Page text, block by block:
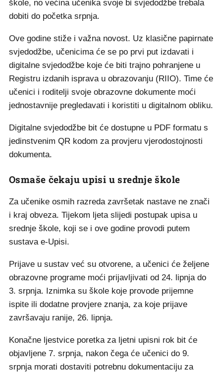
škole, no većina učenika svoje bi svjedodžbe trebala
dobiti do početka srpnja.
Ove godine stiže i važna novost. Uz klasične papirnate
svjedodžbe, učenicima će se po prvi put izdavati i
digitalne svjedodžbe koje će biti trajno pohranjene u
Registru izdanih isprava u obrazovanju (RIIO). Time će
učenici i roditelji svoje obrazovne dokumente moći
jednostavnije pregledavati i koristiti u digitalnom obliku.
Digitalne svjedodžbe bit će dostupne u PDF formatu s
jedinstvenim QR kodom za provjeru vjerodostojnosti
dokumenta.
Osmaše čekaju upisi u srednje škole
Za učenike osmih razreda završetak nastave ne znači
i kraj obveza. Tijekom ljeta slijedi postupak upisa u
srednje škole, koji se i ove godine provodi putem
sustava e-Upisi.
Prijave u sustav već su otvorene, a učenici će željene
obrazovne programe moći prijavljivati od 24. lipnja do
3. srpnja. Iznimka su škole koje provode prijemne
ispite ili dodatne provjere znanja, za koje prijave
završavaju ranije, 26. lipnja.
Konačne ljestvice poretka za ljetni upisni rok bit će
objavljene 7. srpnja, nakon čega će učenici do 9.
srpnja morati dostaviti potrebnu dokumentaciju za